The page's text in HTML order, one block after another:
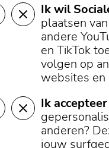
Ik wil
plaatsen
andere
en TikTok
volgen op
websites en
Ik
anderen?
jouw